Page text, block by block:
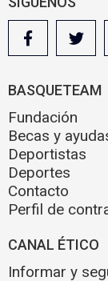
BASQUETEAM
Fundación
Becas y
Deportistas
Deportes
Contacto
Perfil de
CANAL ÉTICO
Informar y